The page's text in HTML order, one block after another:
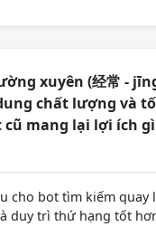
xuyên (经常 -
chất lượng và
cũ mang lại lợi ích
cho bot tìm kiếm quay
duy trì thứ hạng tốt